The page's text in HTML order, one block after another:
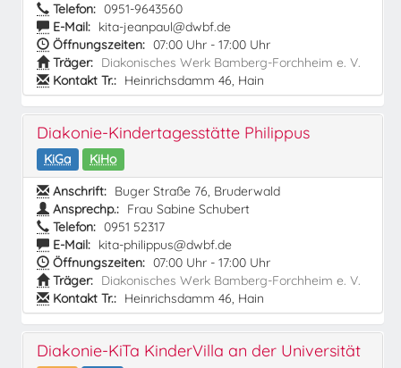
Telefon: 0951-9643560
E-Mail: kita-jeanpaul@dwbf.de
Öffnungszeiten: 07:00 Uhr - 17:00 Uhr
Träger: Diakonisches Werk Bamberg-Forchheim e. V.
Kontakt Tr.: Heinrichsdamm 46, Hain
Diakonie-Kindertagesstätte Philippus
KiGa
KiHo
Anschrift: Buger Straße 76, Bruderwald
Ansprechp.: Frau Sabine Schubert
Telefon: 0951 52317
E-Mail: kita-philippus@dwbf.de
Öffnungszeiten: 07:00 Uhr - 17:00 Uhr
Träger: Diakonisches Werk Bamberg-Forchheim e. V.
Kontakt Tr.: Heinrichsdamm 46, Hain
Diakonie-KiTa KinderVilla an der Universität